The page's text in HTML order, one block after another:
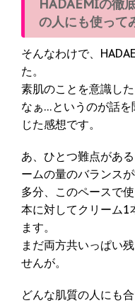
HADAEMIの徹
の人にも使って
そんなわけで、
た。
素肌のことを意識し
なぁ…というのが話
じた感想です。
あ、ひとつ難点があ
ームの量のバランスが
多分、このペースで
本に対してクリーム1
ます。
まだ両方共いっぱい
せんが。
どんな肌質の人にも